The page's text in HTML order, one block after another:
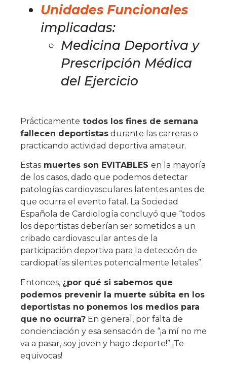
Unidades Funcionales
implicadas:
Medicina Deportiva y
Prescripción Médica
del Ejercicio
Prácticamente todos los fines de semana
fallecen deportistas durante las carreras o
practicando actividad deportiva amateur.
Estas muertes son EVITABLES en la mayoría
de los casos, dado que podemos detectar
patologías cardiovasculares latentes antes de
que ocurra el evento fatal. La Sociedad
Española de Cardiología concluyó que “todos
los deportistas deberían ser sometidos a un
cribado cardiovascular antes de la
participación deportiva para la detección de
cardiopatías silentes potencialmente letales”.
Entonces, ¿por qué si sabemos que
podemos prevenir la muerte súbita en los
deportistas no ponemos los medios para
que no ocurra? En general, por falta de
concienciación y esa sensación de “¡a mí no me
va a pasar, soy joven y hago deporte!” ¡Te
equivocas!